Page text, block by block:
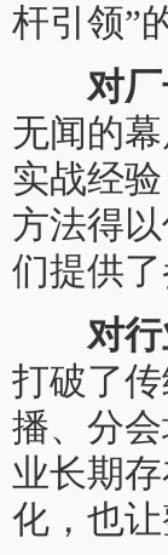
杆引领”
对
无闻的
实战经
方法得
们提供
对
打破了
播、分
业长期
化，也